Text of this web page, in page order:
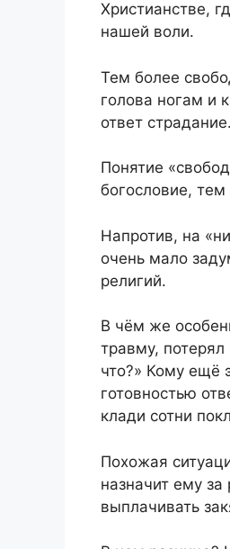
Христианстве,
нашей воли.
Тем более
голова ногам и
ответ страдание.
Понятие
богословие,
Напротив, на
очень мало
религий.
В чём же
травму,
что?» Кому ещё
готовностью
клади сотни
Похожая
назначит ему за
выплачивать